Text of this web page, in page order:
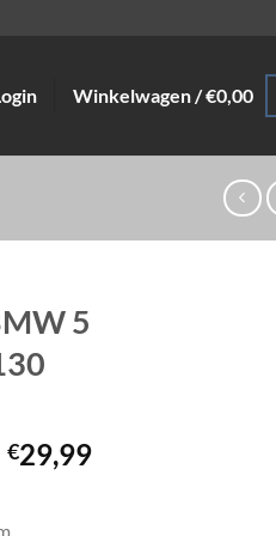
Winkelwagen /€0,00
5
€29,99